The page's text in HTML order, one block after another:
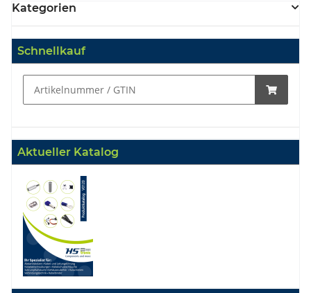
Kategorien
Schnellkauf
Aktueller Katalog